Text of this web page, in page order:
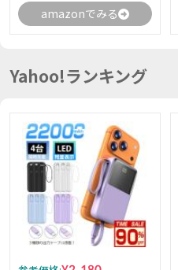
amazonでみる
Yahoo!ランキング